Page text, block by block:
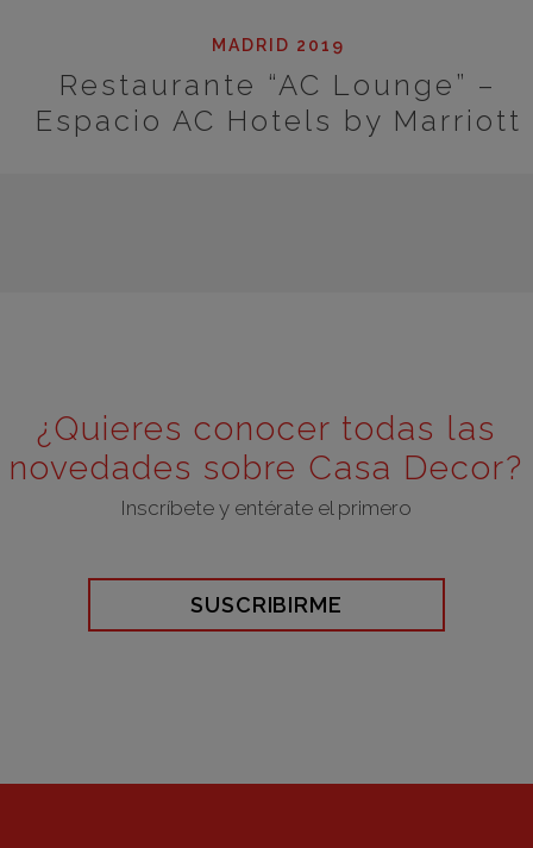
MADRID 2019
Restaurante “AC Lounge” –
Espacio AC Hotels by Marriott
¿Quieres conocer todas las
novedades sobre Casa Decor?
Inscríbete y entérate el primero
SUSCRIBIRME